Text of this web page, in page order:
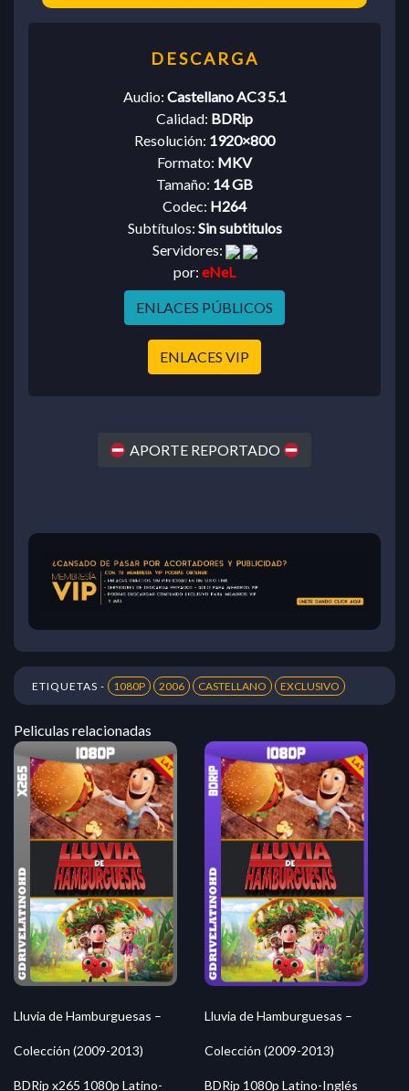
Audio: Castellano AC3 5.1
Calidad: BDRip
Resolución: 1920×800
Formato: MKV
Tamaño: 14 GB
Codec: H264
Subtítulos: Sin subtitulos
Servidores:
por: eNeL
ENLACES PÚBLICOS
ENLACES VIP
APORTE REPORTADO
ETIQUETAS - 1080P 2006 CASTELLANO EXCLUSIVO
Peliculas relacionadas
Lluvia de Hamburguesas –
Colección (2009-2013)
BDRip x265 1080p Latino-
Lluvia de Hamburguesas –
Colección (2009-2013)
BDRip 1080p Latino-Inglés